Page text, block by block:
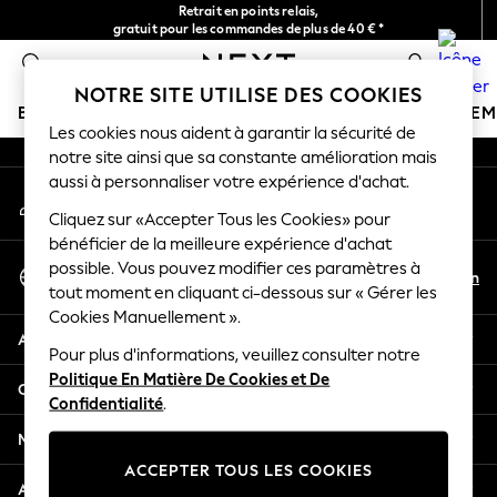
Retrait en points relais,
gratuit pour les commandes de plus de 40 € *
Livraison en 2-3 jours ouvrés*
BOUTIQUE VACANCES
HOLIDAY SHOP
Women's Holiday Shop
All Swimwear
All Beachwear
Bags & Accessories
Beach Dresses & Kaftans
Dresses
Flip Flops
Sliders
Jumpsuits & Playsuits
Linen Collection
Sandals
An error occurred on client
Nos réseaux sociaux
Mon compte
Connexion à votre compte
Sélectionnez Votre Langue
Français
En
Aide
Confidentialité et mentions légales
Ministères
Autres services
NOTRE SITE UTILISE DES COOKIES
Les cookies nous aident à garantir la sécurité de
notre site ainsi que sa constante amélioration mais
aussi à personnaliser votre expérience d'achat.
Cliquez sur «Accepter Tous les Cookies» pour
bénéficier de la meilleure expérience d'achat
possible. Vous pouvez modifier ces paramètres à
tout moment en cliquant ci-dessous sur « Gérer les
Cookies Manuellement ».
Pour plus d'informations, veuillez consulter notre
Politique En Matière De Cookies et De
Confidentialité.
ACCEPTER TOUS LES COOKIES